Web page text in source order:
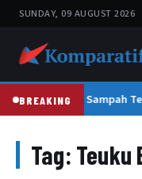
SUNDAY, 09 AUGUST 2026
BREAKINGTruk Sampah
Tag: Teuku